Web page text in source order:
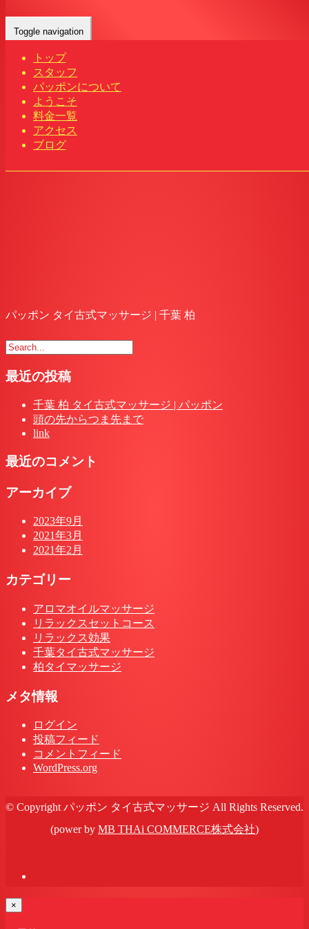
Toggle navigation
トップ
スタッフ
パッポンについて
ようこそ
料金一覧
アクセス
ブログ
パッポン タイ古式マッサージ | 千葉 柏
Home - -パッポ…
パッポン タイ古式マッサージ | 千葉 柏
最近の投稿
千葉 柏 タイ古式マッサージ | パッポン
頭の先からつま先まで
link
最近のコメント
アーカイブ
2023年9月
2021年3月
2021年2月
カテゴリー
アロマオイルマッサージ
リラックスセットコース
リラックス効果
千葉タイ古式マッサージ
柏タイマッサージ
メタ情報
ログイン
投稿フィード
コメントフィード
WordPress.org
© Copyright パッポン タイ古式マッサージ All Rights Reserved.
(power by MB THAi COMMERCE株式会社)
×